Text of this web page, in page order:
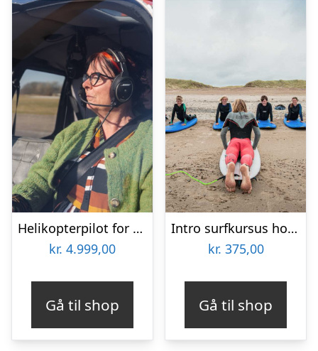
Helikopterpilot for en dag med HeliCompany
kr. 4.999,00
Gå til shop
Intro surfkursus hos Thyborøn Surfcenter
kr. 375,00
Gå til shop